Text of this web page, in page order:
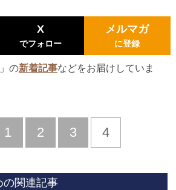
X
でフォロー
メルマガ
に登録
の新着記事などをお届けしていま
前
1 2 3 4
の関連記事